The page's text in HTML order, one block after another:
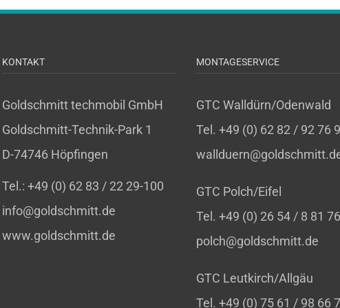
KONTAKT
Goldschmitt techmobil GmbH
Goldschmitt-Technik-Park 1
D-74746 Höpfingen
Tel.: +49 (0) 62 83 / 22 29-100
info@goldschmitt.de
www.goldschmitt.de
MONTAGESERVICE
GTC Walldürn/Odenwald
Tel. +49 (0) 62 82 / 92 76
GTC Polch/Eifel
Tel. +49 (0) 26 54 / 8 81
polch@goldschmitt.de
GTC Leutkirch/Allgäu
Tel. +49 (0) 75 61 / 98 66